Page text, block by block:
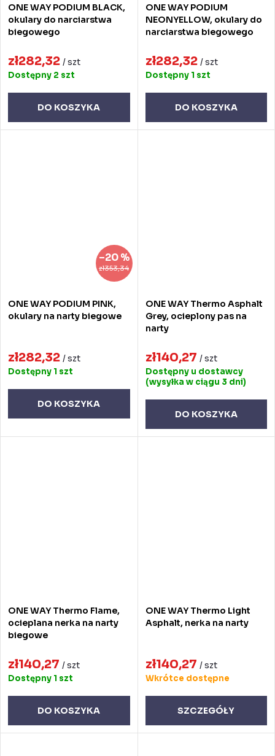
ONE WAY PODIUM BLACK,
okulary do narciarstwa
biegowego
zł282,32 / szt
Dostępny 2 szt
DO KOSZYKA
ONE WAY PODIUM
NEONYELLOW, okulary do
narciarstwa biegowego
zł282,32 / szt
Dostępny 1 szt
DO KOSZYKA
zł353,34
–20 %
ONE WAY PODIUM PINK,
okulary na narty biegowe
zł282,32 / szt
Dostępny 1 szt
DO KOSZYKA
ONE WAY Thermo Asphalt
Grey, ocieplony pas na
narty
zł140,27 / szt
Dostępny u dostawcy
(wysyłka w ciągu 3 dni)
DO KOSZYKA
ONE WAY Thermo Flame,
ocieplana nerka na narty
biegowe
zł140,27 / szt
Dostępny 1 szt
DO KOSZYKA
ONE WAY Thermo Light
Asphalt, nerka na narty
zł140,27 / szt
Wkrótce dostępne
SZCZEGÓŁY